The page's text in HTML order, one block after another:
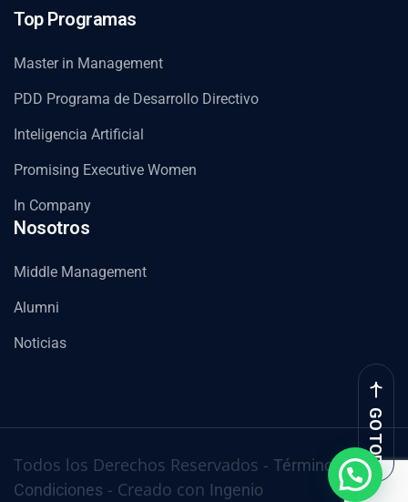
Top Programas
Master in Management
PDD Programa de Desarrollo Directivo
Inteligencia Artificial
Promising Executive Women
In Company
Nosotros
Middle Management
Alumni
Noticias
Todos los Derechos Reservados - Términos y
Condiciones - Creado con Ingenio
GO TOP